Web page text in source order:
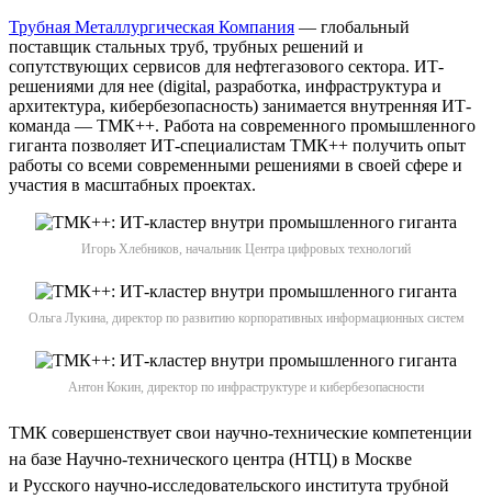
Трубная Металлургическая Компания — глобальный
поставщик стальных труб, трубных решений и
сопутствующих сервисов для нефтегазового сектора. ИТ-
решениями для нее (digital, разработка, инфраструктура и
архитектура, кибербезопасность) занимается внутренняя ИТ-
команда — ТМК++. Работа на современного промышленного
гиганта позволяет ИТ-специалистам ТМК++ получить опыт
работы со всеми современными решениями в своей сфере и
участия в масштабных проектах.
Игорь Хлебников, начальник Центра цифровых технологий
Ольга Лукина, директор по развитию корпоративных информационных систем
Антон Кокин, директор по инфраструктуре и кибербезопасности
ТМК совершенствует свои научно-технические компетенции
на базе Научно-технического центра (НТЦ) в Москве
и Русского научно-исследовательского института трубной